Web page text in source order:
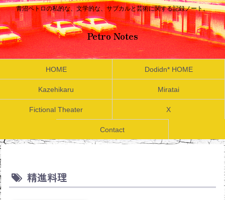
青沼ペトロの私的な、文学的な、サブカルと芸術に関する記録ノート。
Petro Notes
HOME Dodidn* HOME
Kazehikaru Miratai
Fictional Theater X
Contact
精進料理